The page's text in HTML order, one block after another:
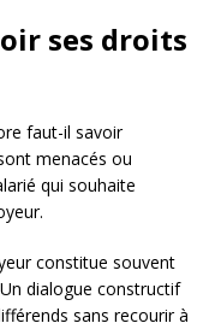
ses droits
faut-il savoir
menacés ou
qui souhaite
constitue souvent
dialogue constructif
sans recourir à